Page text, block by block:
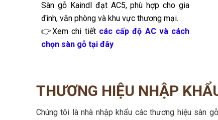
Kaindl nổi tiếng với kho màu và thiết kế phong phú
tông trầm sang trọng như óc chó (Walnut) hay gỗ
chỉ mô phỏng vân gỗ nguyên bản, Kaindl còn tạo
Sàn gỗ Kaindl đạt AC5, phù hợp cho gia
đình, văn phòng và khu vực thương mại.
👉Xem chi tiết các cấp độ AC và cách
chọn sàn gỗ tại đây
THƯƠNG HIỆU NHẬP
Chúng tôi là nhà nhập khẩu các thương hiệu sàn